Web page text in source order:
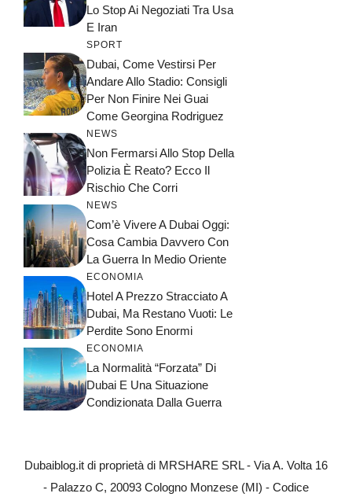
Lo Stop Ai Negoziati Tra Usa
E Iran
SPORT
Dubai, Come Vestirsi Per
Andare Allo Stadio: Consigli
Per Non Finire Nei Guai
Come Georgina Rodriguez
NEWS
Non Fermarsi Allo Stop Della
Polizia È Reato? Ecco Il
Rischio Che Corri
NEWS
Com’è Vivere A Dubai Oggi:
Cosa Cambia Davvero Con
La Guerra In Medio Oriente
ECONOMIA
Hotel A Prezzo Stracciato A
Dubai, Ma Restano Vuoti: Le
Perdite Sono Enormi
ECONOMIA
La Normalità “forzata” Di
Dubai E Una Situazione
Condizionata Dalla Guerra
Dubaiblog.it di proprietà di MRSHARE SRL - Via A. Volta 16
- Palazzo C, 20093 Cologno Monzese (MI) - Codice